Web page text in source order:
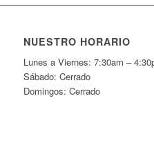
NUESTRO HORARIO
Lunes a Viernes: 7:30am –
Sábado: Cerrado
Domingos: Cerrado